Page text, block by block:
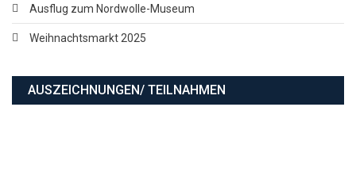
Ausflug zum Nordwolle-Museum
Weihnachtsmarkt 2025
AUSZEICHNUNGEN/ TEILNAHMEN